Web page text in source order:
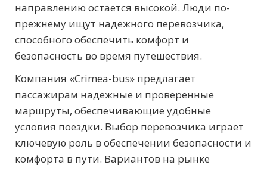
направлению остается высокой. Люди по-
прежнему ищут надежного перевозчика,
способного обеспечить комфорт и
безопасность во время путешествия.
Компания «Crimea-bus» предлагает
пассажирам надежные и проверенные
маршруты, обеспечивающие удобные
условия поездки. Выбор перевозчика играет
ключевую роль в обеспечении безопасности и
комфорта в пути. Вариантов на рынке